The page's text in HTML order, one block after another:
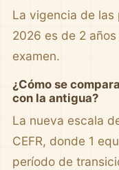
La vigencia de las
2026 es de 2
examen.
¿Cómo se
con la antigua?
La nueva escala
CEFR, donde 1
período de